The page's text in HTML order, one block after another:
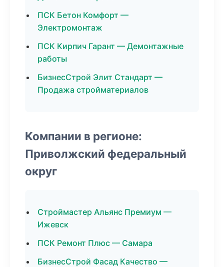
ПСК Бетон Комфорт —
Электромонтаж
ПСК Кирпич Гарант — Демонтажные
работы
БизнесСтрой Элит Стандарт —
Продажа стройматериалов
Компании в регионе:
Приволжский федеральный
округ
Строймастер Альянс Премиум —
Ижевск
ПСК Ремонт Плюс — Самара
БизнесСтрой Фасад Качество —